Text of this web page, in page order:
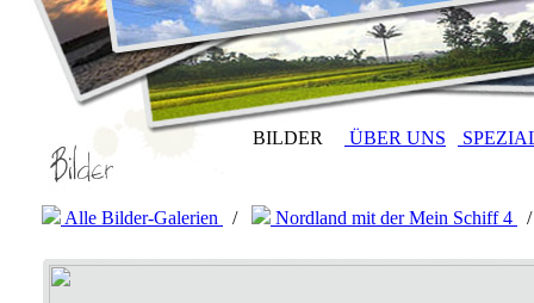
BILDER ÜBER UNS
Alle Bilder-Galerien / Nordland mit der Mein Schiff 4